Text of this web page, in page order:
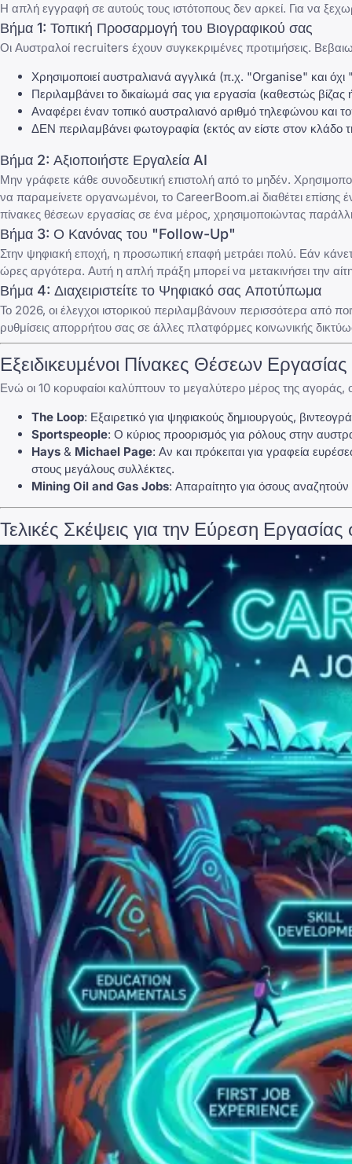
Η απλή εγγραφή σε αυτούς τους ιστότοπους δεν αρκεί. Για να
Βήμα 1: Τοπική Προσαρμογή του Βιογραφικού σας
Οι Αυστραλοί recruiters έχουν συγκεκριμένες προτιμήσεις.
Χρησιμοποιεί αυστραλιανά αγγλικά (π.χ. "Organise" και
Περιλαμβάνει το δικαίωμά σας για εργασία (καθεστώς βίζας
Αναφέρει έναν τοπικό αυστραλιανό αριθμό τηλεφώνου και
ΔΕΝ περιλαμβάνει φωτογραφία (εκτός αν είστε στον κλάδο
Βήμα 2: Αξιοποιήστε Εργαλεία AI
Μην γράφετε κάθε συνοδευτική επιστολή από το μηδέν.
να παραμείνετε οργανωμένοι, το CareerBoom.ai διαθέτει
πίνακες θέσεων εργασίας σε ένα μέρος, χρησιμοποιώντας
Βήμα 3: Ο Κανόνας του "Follow-Up"
Στην ψηφιακή εποχή, η προσωπική επαφή μετράει πολύ. Εάν
ώρες αργότερα. Αυτή η απλή πράξη μπορεί να μετακινήσει την
Βήμα 4: Διαχειριστείτε το Ψηφιακό σας Αποτύπωμα
Το 2026, οι έλεγχοι ιστορικού περιλαμβάνουν περισσότερα από
ρυθμίσεις απορρήτου σας σε άλλες πλατφόρμες κοινωνικής
Εξειδικευμένοι Πίνακες Θέσεων
Ενώ οι 10 κορυφαίοι καλύπτουν το μεγαλύτερο μέρος της αγοράς,
The Loop: Εξαιρετικό για ψηφιακούς δημιουργούς,
Sportspeople: Ο κύριος προορισμός για ρόλους στην
Hays & Michael Page: Αν και πρόκειται για γραφεία
στους μεγάλους συλλέκτες.
Mining Oil and Gas Jobs: Απαραίτητο για όσους
Τελικές Σκέψεις για την Εύρεση